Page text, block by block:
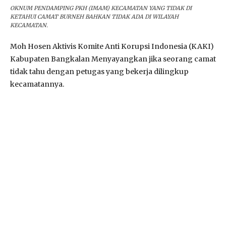
OKNUM PENDAMPING PKH (IMAM) KECAMATAN YANG TIDAK DI
KETAHUI CAMAT BURNEH BAHKAN TIDAK ADA DI WILAYAH
KECAMATAN.
Moh Hosen Aktivis Komite Anti Korupsi Indonesia (KAKI)
Kabupaten Bangkalan Menyayangkan jika seorang camat
tidak tahu dengan petugas yang bekerja dilingkup
kecamatannya.